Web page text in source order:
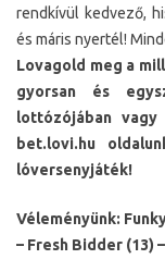
rendkívül kedvező,
és máris nyertél!
Lovagold meg a
gyorsan és
lottózójában
bet.lovi.hu
lóversenyjáték!
Véleményünk:
– Fresh Bidder (13)